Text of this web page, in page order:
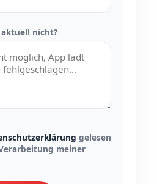
nicht?
gelesen
meiner